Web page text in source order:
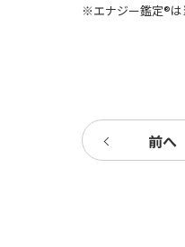
※エナジー鑑定®は
前へ